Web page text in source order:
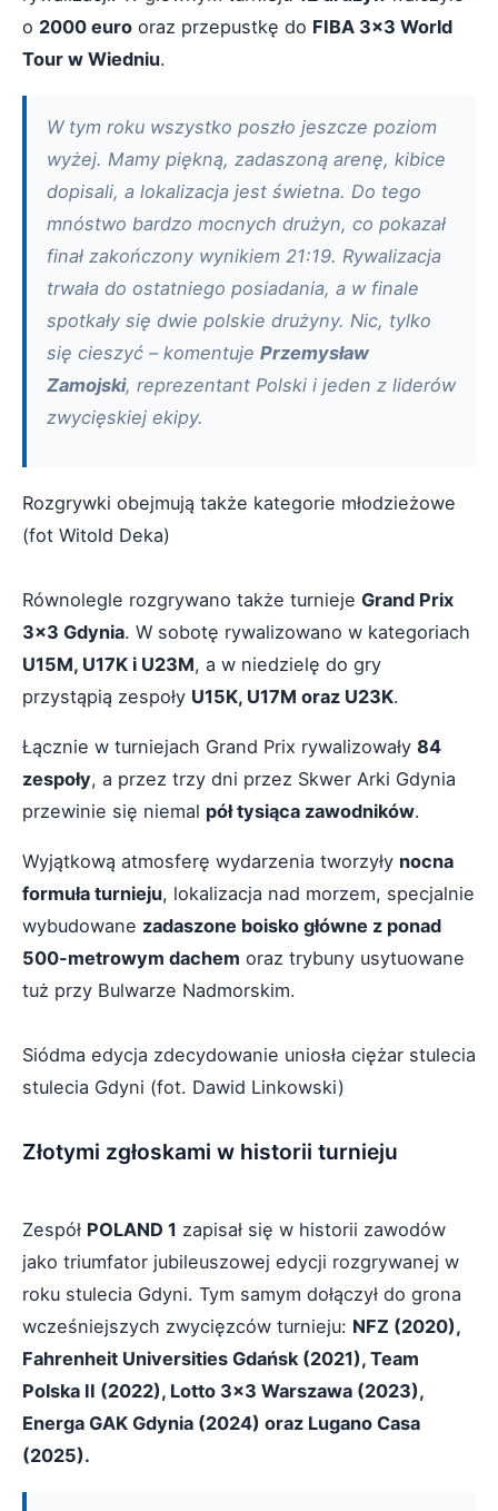
o 2000 euro oraz przepustkę do FIBA 3x3 World
Tour w Wiedniu.
W tym roku wszystko poszło jeszcze poziom
wyżej. Mamy piękną, zadaszoną arenę, kibice
dopisali, a lokalizacja jest świetna. Do tego
mnóstwo bardzo mocnych drużyn, co pokazał
finał zakończony wynikiem 21:19. Rywalizacja
trwała do ostatniego posiadania, a w finale
spotkały się dwie polskie drużyny. Nic, tylko
się cieszyć – komentuje Przemysław
Zamojski, reprezentant Polski i jeden z liderów
zwycięskiej ekipy.
Rozgrywki obejmują także kategorie młodzieżowe
(fot Witold Deka)
Równolegle rozgrywano także turnieje Grand Prix
3x3 Gdynia. W sobotę rywalizowano w kategoriach
U15M, U17K i U23M, a w niedzielę do gry
przystąpią zespoły U15K, U17M oraz U23K.
Łącznie w turniejach Grand Prix rywalizowały 84
zespoły, a przez trzy dni przez Skwer Arki Gdynia
przewinie się niemal pół tysiąca zawodników.
Wyjątkową atmosferę wydarzenia tworzyły nocna
formuła turnieju, lokalizacja nad morzem, specjalnie
wybudowane zadaszone boisko główne z ponad
500-metrowym dachem oraz trybuny usytuowane
tuż przy Bulwarze Nadmorskim.
Siódma edycja zdecydowanie uniosła ciężar stulecia
stulecia Gdyni (fot. Dawid Linkowski)
Złotymi zgłoskami w historii turnieju
Zespół POLAND 1 zapisał się w historii zawodów
jako triumfator jubileuszowej edycji rozgrywanej w
roku stulecia Gdyni. Tym samym dołączył do grona
wcześniejszych zwycięzców turnieju: NFZ (2020),
Fahrenheit Universities Gdańsk (2021), Team
Polska II (2022), Lotto 3x3 Warszawa (2023),
Energa GAK Gdynia (2024) oraz Lugano Casa
(2025).